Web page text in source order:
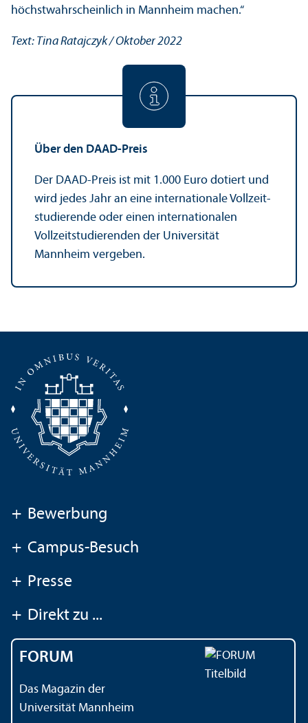
höchstwahrscheinlich in Mannheim machen.“
Text: Tina Ratajczyk / Oktober 2022
Über den DAAD-Preis
Der DAAD-Preis ist mit 1.000 Euro dotiert und
wird jedes Jahr an eine internationale Vollzeit­
studierende oder einen internationalen
Vollzeit­studierenden der Universität
Mannheim vergeben.
+ Bewerbung
+ Campus-Besuch
+ Presse
+ Direkt zu ...
FORUM
Das Magazin der
Universität Mannheim